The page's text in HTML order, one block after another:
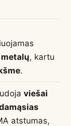
, kartu
.
viešai
atstumas,